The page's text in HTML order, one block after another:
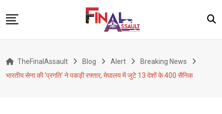
to
War
TheFinalAssault Blog Alert
Breaking News
भारतीय सेना की ‘प्रगति’ ने पकड़ी रफ्तार, मेघालय में जुटे 13 देशों के 400 सैनिक